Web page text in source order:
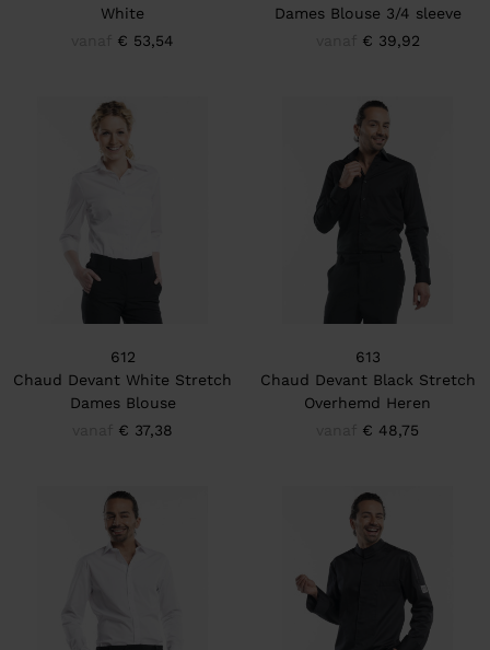
White
€ 53,54
Dames Blouse 3/4 sleeve
€ 39,92
612
Chaud Devant White Stretch
Dames Blouse
€ 37,38
613
Chaud Devant Black Stretch
Overhemd Heren
€ 48,75